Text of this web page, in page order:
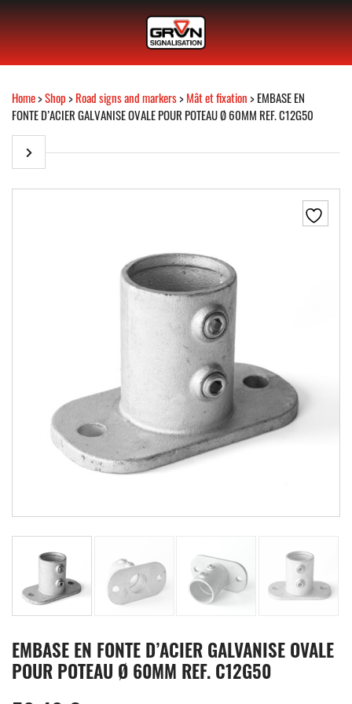
Home>Shop>Road signs and markers>Mât et fixation> EMBASE EN
FONTE D’ACIER GALVANISE OVALE POUR POTEAU Ø 60MM REF. C12G50
EMBASE EN FONTE D’ACIER GALVANISE OVALE
POUR POTEAU Ø 60MM REF. C12G50